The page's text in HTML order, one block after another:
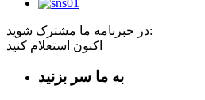
در خبرنامه ما مشترک شوید:
اکنون استعلام کنید
به ما سر بزنید